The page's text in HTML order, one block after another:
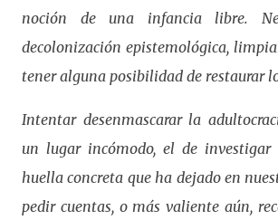
noción de una infancia libre.
decolonización epistemológica,
tener alguna posibilidad de restaurar
Intentar desenmascarar la
un lugar incómodo, el de
huella concreta que ha dejado en
pedir cuentas, o más valiente aún,